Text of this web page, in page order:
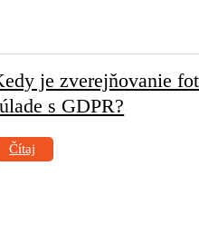
je zverejňovanie
s GDPR?
Čítaj